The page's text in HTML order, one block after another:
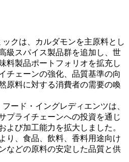
ックは、カルダモンを主原料とし
級スパイス製品群を追加し、世
料製品ポートフォリオを拡充し
チェーンの強化、品質基準の向
原料に対する消費者の需要の喚
フード・イングレディエンツは、
プライチェーンへの投資を通じ
よび加工能力を拡大しました。
り、食品、飲料、香料用途向け
などの原料の安定した品質と供